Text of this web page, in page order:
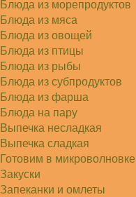
Блюда из морепродуктов
Блюда из мяса
Блюда из овощей
Блюда из птицы
Блюда из рыбы
Блюда из субпродуктов
Блюда из фарша
Блюда на пару
Выпечка несладкая
Выпечка сладкая
Готовим в микроволновке
Закуски
Запеканки и омлеты